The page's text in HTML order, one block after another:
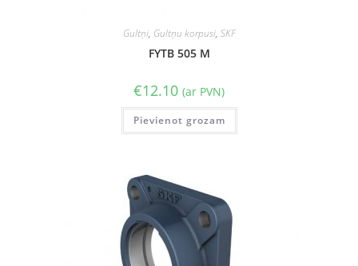
Gultņi, Gultņu korpusi, SKF
FYTB 505 M
€12.10 (ar PVN)
Pievienot grozam